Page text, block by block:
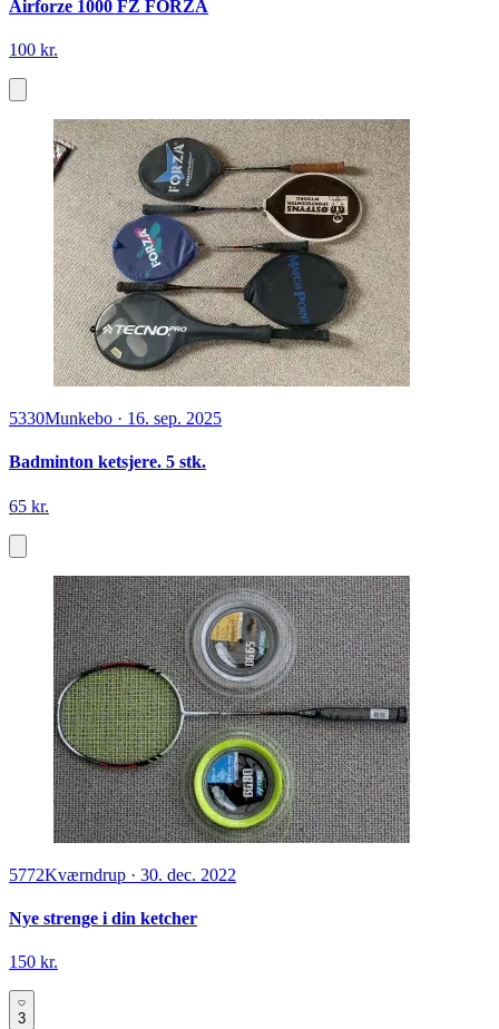
Airforze 1000 FZ FORZA
100 kr.
5330Munkebo · 16. sep. 2025
Badminton ketsjere. 5 stk.
65 kr.
5772Kværndrup · 30. dec. 2022
Nye strenge i din ketcher
150 kr.
3